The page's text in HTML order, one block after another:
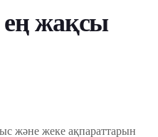
жақсы
және жеке ақпараттарын